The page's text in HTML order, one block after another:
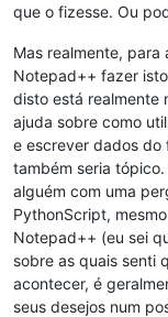
que o fizesse. Ou
Mas realmente, para
Notepad++ fazer
disto está realmente
ajuda sobre como
e escrever dados
também seria
alguém com uma
PythonScript,
Notepad++ (eu sei
sobre as quais senti
acontecer, é
seus desejos num